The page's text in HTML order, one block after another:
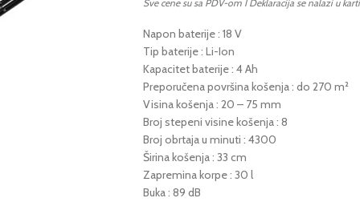
Sve cene su sa PDV-om I Deklaracija se nalazi u
Napon baterije : 18 V
Tip baterije : Li-Ion
Kapacitet baterije : 4 Ah
Preporučena površina košenja : do 270 m²
Visina košenja : 20 – 75 mm
Broj stepeni visine košenja : 8
Broj obrtaja u minuti : 4300
Širina košenja : 33 cm
Zapremina korpe : 30 l
Buka : 89 dB